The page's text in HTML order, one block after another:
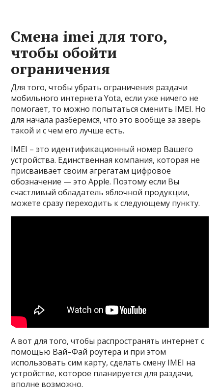
Смена imei для того,
чтобы обойти
ограничения
Для того, чтобы убрать ограничения раздачи
мобильного интернета Yota, если уже ничего не
помогает, то можно попытаться сменить IMEI. Но
для начала разберемся, что это вообще за зверь
такой и с чем его лучше есть.
IMEI – это идентификационный номер Вашего
устройства. Единственная компания, которая не
присваивает своим агрегатам цифровое
обозначение — это Apple. Поэтому если Вы
счастливый обладатель яблочной продукции,
можете сразу переходить к следующему пункту.
А вот для того, чтобы распространять интернет с
помощью Вай–Фай роутера и при этом
использовать сим карту, сделать смену IMEI на
устройстве, которое планируется для раздачи,
вполне возможно.